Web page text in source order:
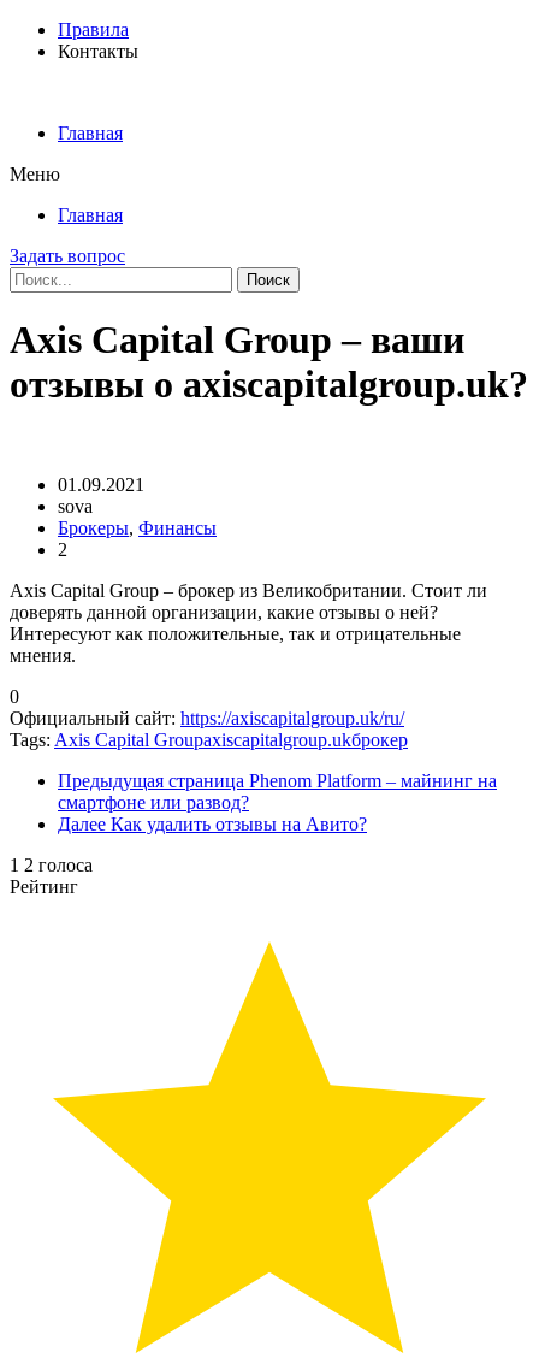
Правила
Контакты
Главная
Меню
Главная
Задать вопрос
Поиск
Axis Capital Group – ваши
отзывы о axiscapitalgroup.uk?
01.09.2021
sova
Брокеры, Финансы
2
Axis Capital Group – брокер из Великобритании. Стоит ли
доверять данной организации, какие отзывы о ней?
Интересуют как положительные, так и отрицательные
мнения.
0
Официальный сайт: https://axiscapitalgroup.uk/ru/
Tags: Axis Capital Groupaxiscapitalgroup.ukброкер
Предыдущая страница Phenom Platform – майнинг на
смартфоне или развод?
Далее Как удалить отзывы на Авито?
1 2 голоса
Рейтинг